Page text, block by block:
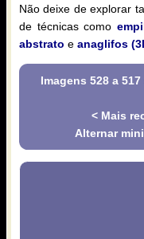
Não deixe de explorar
de técnicas como
abstrato e anaglifos
Imagens 528 a
< Mais
Alternar